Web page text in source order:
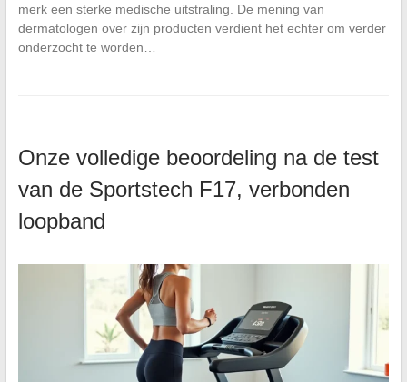
merk een sterke medische uitstraling. De mening van
dermatologen over zijn producten verdient het echter om verder
onderzocht te worden…
Onze volledige beoordeling na de test
van de Sportstech F17, verbonden
loopband